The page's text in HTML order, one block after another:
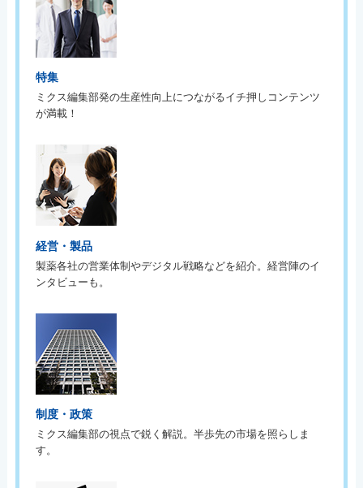
特集
ミクス編集部発の生産性向上につながるイチ押しコンテンツ
が満載！
経営・製品
製薬各社の営業体制やデジタル戦略などを紹介。経営陣のイ
ンタビューも。
制度・政策
ミクス編集部の視点で鋭く解説。半歩先の市場を照らしま
す。